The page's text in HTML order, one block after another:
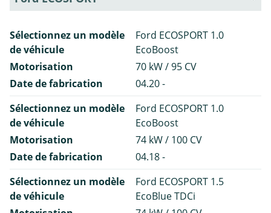
Sélectionnez un modèle
de véhicule
Ford ECOSPORT 1.0
EcoBoost
Motorisation
70 kW / 95 CV
Date de fabrication
04.20 -
Sélectionnez un modèle
de véhicule
Ford ECOSPORT 1.0
EcoBoost
Motorisation
74 kW / 100 CV
Date de fabrication
04.18 -
Sélectionnez un modèle
de véhicule
Ford ECOSPORT 1.5
EcoBlue TDCi